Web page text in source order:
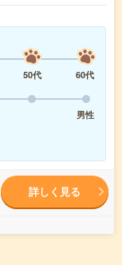
50代
60代
男性
詳しく見る